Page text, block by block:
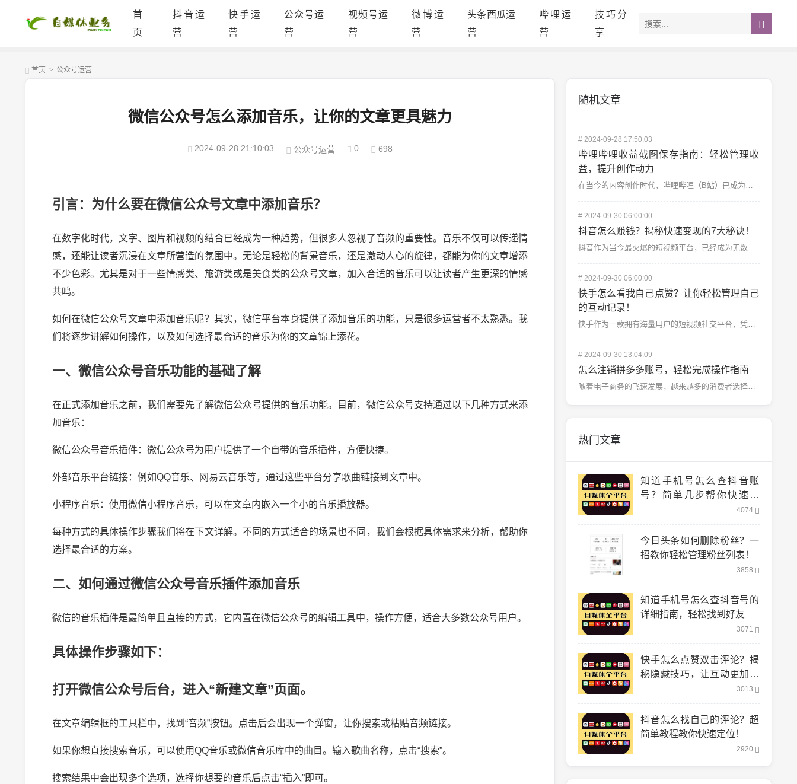
首
页
抖音运
营
快手运
营
公众号运
营
视频号运
营
微博运
营
头条西瓜运
营
哔哩运
营
技巧分
享
首页 > 公众号运营
微信公众号怎么添加音乐，让你的文章更具魅力
2024-09-28 21:10:03 公众号运营 0 698
引言：为什么要在微信公众号文章中添加音乐？
在数字化时代，文字、图片和视频的结合已经成为一种趋势，但很多人忽视了音频的重要性。音乐不仅可以传递情
感，还能让读者沉浸在文章所营造的氛围中。无论是轻松的背景音乐，还是激动人心的旋律，都能为你的文章增添
不少色彩。尤其是对于一些情感类、旅游类或是美食类的公众号文章，加入合适的音乐可以让读者产生更深的情感
共鸣。
如何在微信公众号文章中添加音乐呢？其实，微信平台本身提供了添加音乐的功能，只是很多运营者不太熟悉。我
们将逐步讲解如何操作，以及如何选择最合适的音乐为你的文章锦上添花。
一、微信公众号音乐功能的基础了解
在正式添加音乐之前，我们需要先了解微信公众号提供的音乐功能。目前，微信公众号支持通过以下几种方式来添
加音乐：
微信公众号音乐插件：微信公众号为用户提供了一个自带的音乐插件，方便快捷。
外部音乐平台链接：例如QQ音乐、网易云音乐等，通过这些平台分享歌曲链接到文章中。
小程序音乐：使用微信小程序音乐，可以在文章内嵌入一个小的音乐播放器。
每种方式的具体操作步骤我们将在下文详解。不同的方式适合的场景也不同，我们会根据具体需求来分析，帮助你
选择最合适的方案。
二、如何通过微信公众号音乐插件添加音乐
微信的音乐插件是最简单且直接的方式，它内置在微信公众号的编辑工具中，操作方便，适合大多数公众号用户。
具体操作步骤如下：
打开微信公众号后台，进入“新建文章”页面。
在文章编辑框的工具栏中，找到“音频”按钮。点击后会出现一个弹窗，让你搜索或粘贴音频链接。
如果你想直接搜索音乐，可以使用QQ音乐或微信音乐库中的曲目。输入歌曲名称，点击“搜索”。
搜索结果中会出现多个选项，选择你想要的音乐后点击“插入”即可。
随机文章
#2024-09-28 17:50:03
哔哩哔哩收益截图保存指南：轻松管理收
益，提升创作动力
在当今的内容创作时代，哔哩哔哩（B站）已成为众多创作者展示自己才华的主要平台之一。不仅是因为其庞大的...
#2024-09-30 06:00:00
抖音怎么赚钱？揭秘快速变现的7大秘诀！
抖音作为当今最火爆的短视频平台，已经成为无数人展示才华、获取流量、甚至实现财务自由的首选平台。抖音到...
#2024-09-30 06:00:00
快手怎么看我自己点赞？让你轻松管理自己
的互动记录！
快手作为一款拥有海量用户的短视频社交平台，凭借其丰富多彩的内容和高度互动性，深受用户喜爱。每天都有成...
#2024-09-30 13:04:09
怎么注销拼多多账号，轻松完成操作指南
随着电子商务的飞速发展，越来越多的消费者选择在拼多多等购物平台上购买商品。有些人可能出于隐私、安全或...
热门文章
知道手机号怎么查抖音账
号？简单几步帮你快速找
4074
今日头条如何删除粉丝？一
招教你轻松管理粉丝列表！
3858
知道手机号怎么查抖音号的
详细指南，轻松找到好友
3071
快手怎么点赞双击评论？揭
秘隐藏技巧，让互动更加轻
3013
抖音怎么找自己的评论？超
简单教程教你快速定位！
2920